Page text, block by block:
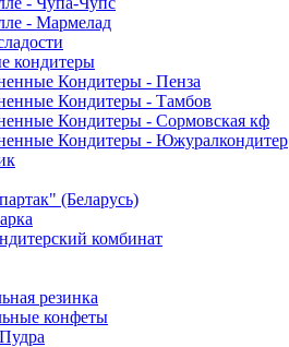
- Мармелад
кондитеры
Кондитеры - Пенза
Кондитеры - Тамбов
Кондитеры - Сормовская кф
Кондитеры - Южуралкондитер
(Беларусь)
комбинат
резинка
конфеты